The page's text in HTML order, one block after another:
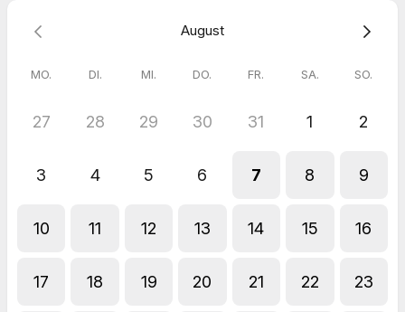
August
MO. DI. MI. DO. FR. SA. SO.
27 28 29 30 31 1 2
3 4 5 6 7 8 9
10 11 12 13 14 15 16
17 18 19 20 21 22 23